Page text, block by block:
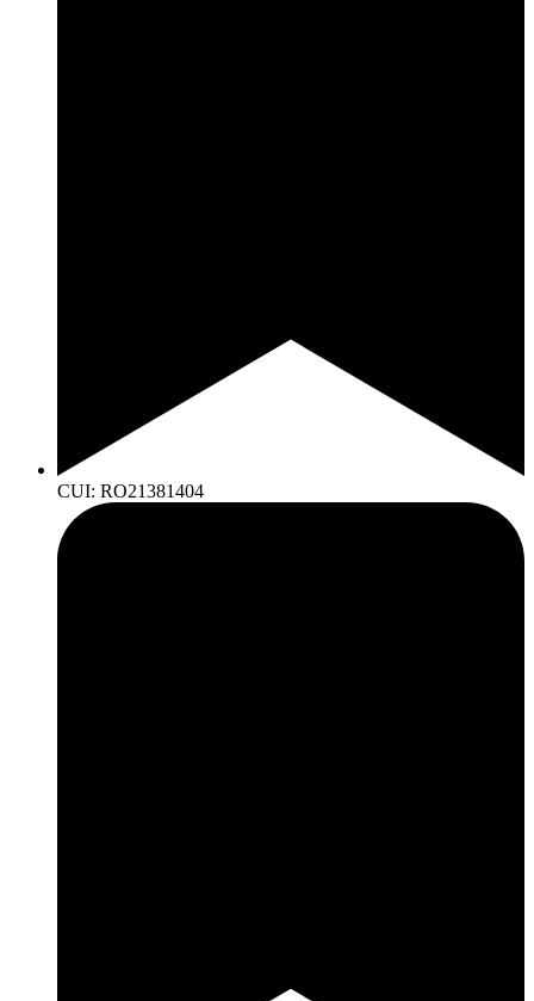
CUI: RO21381404